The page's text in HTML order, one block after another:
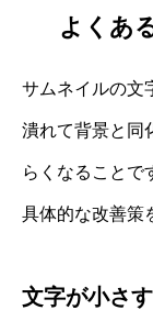
よくあ
サムネイルの文
潰れて背景と同
らくなることで
具体的な改善策
文字が小さ